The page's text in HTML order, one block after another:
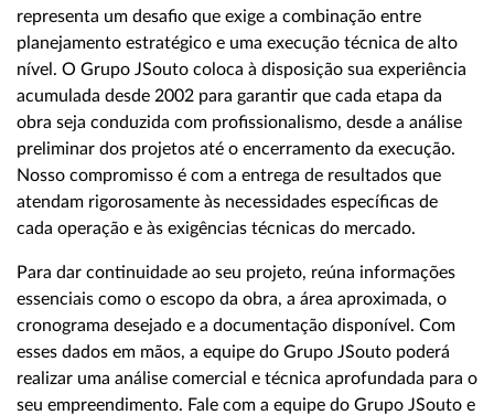
representa um desafio que exige a combinação entre
planejamento estratégico e uma execução técnica de alto
nível. O Grupo JSouto coloca à disposição sua experiência
acumulada desde 2002 para garantir que cada etapa da
obra seja conduzida com profissionalismo, desde a análise
preliminar dos projetos até o encerramento da execução.
Nosso compromisso é com a entrega de resultados que
atendam rigorosamente às necessidades específicas de
cada operação e às exigências técnicas do mercado.
Para dar continuidade ao seu projeto, reúna informações
essenciais como o escopo da obra, a área aproximada, o
cronograma desejado e a documentação disponível. Com
esses dados em mãos, a equipe do Grupo JSouto poderá
realizar uma análise comercial e técnica aprofundada para o
seu empreendimento. Fale com a equipe do Grupo JSouto e